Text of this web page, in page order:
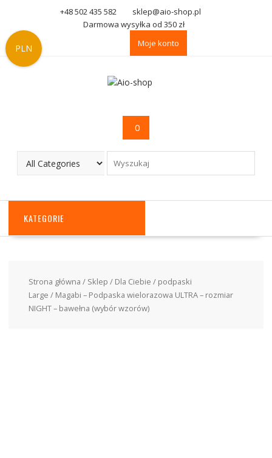
content
+48 502 435 582
sklep@aio-shop.pl
Darmowa wysyłka od 350 zł
Moje konto
0
KATEGORIE
Strona główna / Sklep / Dla Ciebie / podpaski
Large / Magabi – Podpaska wielorazowa ULTRA – rozmiar
NIGHT – bawełna (wybór wzorów)
PLN